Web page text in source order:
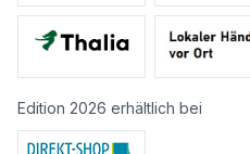
Edition 2026 erhältlich bei